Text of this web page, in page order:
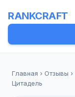
RANKCRAFT
Главная › Отзывы ›
Цитадель